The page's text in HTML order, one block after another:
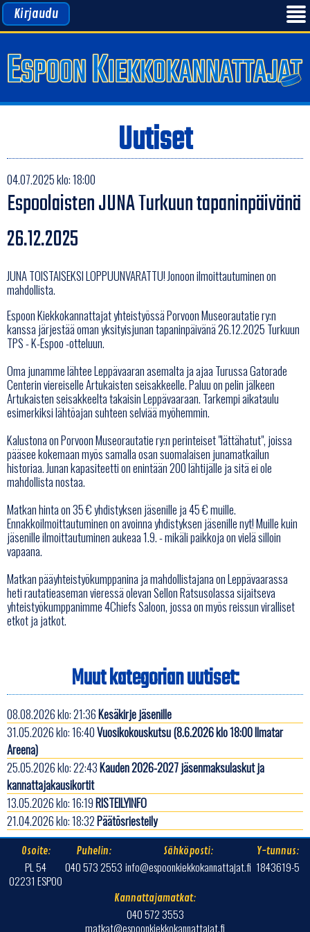
Kirjaudu
Uutiset
04.07.2025 klo: 18:00
Espoolaisten JUNA Turkuun tapaninpäivänä
26.12.2025
JUNA TOISTAISEKSI LOPPUUNVARATTU! Jonoon ilmoittautuminen on
mahdollista.
Espoon Kiekkokannattajat yhteistyössä Porvoon Museorautatie ry:n
kanssa järjestää oman yksityisjunan tapaninpäivänä 26.12.2025 Turkuun
TPS - K-Espoo -otteluun.
Oma junamme lähtee Leppävaaran asemalta ja ajaa Turussa Gatorade
Centerin viereiselle Artukaisten seisakkeelle. Paluu on pelin jälkeen
Artukaisten seisakkeelta takaisin Leppävaaraan. Tarkempi aikataulu
esimerkiksi lähtöajan suhteen selviää myöhemmin.
Kalustona on Porvoon Museorautatie ry:n perinteiset "lättähatut", joissa
pääsee kokemaan myös samalla osan suomalaisen junamatkailun
historiaa. Junan kapasiteetti on enintään 200 lähtijälle ja sitä ei ole
mahdollista nostaa.
Matkan hinta on 35 € yhdistyksen jäsenille ja 45 € muille.
Ennakkoilmoittautuminen on avoinna yhdistyksen jäsenille nyt! Muille kuin
jäsenille ilmoittautuminen aukeaa 1.9. - mikäli paikkoja on vielä silloin
vapaana.
Matkan pääyhteistyökumppanina ja mahdollistajana on Leppävaarassa
heti rautatieaseman vieressä olevan Sellon Ratsusolassa sijaitseva
yhteistyökumppanimme 4Chiefs Saloon, jossa on myös reissun viralliset
etkot ja jatkot.
Muut kategorian uutiset:
08.08.2026 klo: 21:36Kesäkirje jäsenille
31.05.2026 klo: 16:40Vuosikokouskutsu (8.6.2026 klo 18:00 Ilmatar
Areena)
25.05.2026 klo: 22:43Kauden 2026-2027 jäsenmaksulaskut ja
kannattajakausikortit
13.05.2026 klo: 16:19RISTEILYINFO
21.04.2026 klo: 18:32Päätösriesteily
Osoite:
PL 54
02231 ESPOO
Puhelin:
040 573 2553
Sähköposti:
info@espoonkiekkokannattajat.fi
Y-tunnus:
1843619-5
Kannattajamatkat:
040 572 3553
matkat@espoonkiekkokannattajat.fi